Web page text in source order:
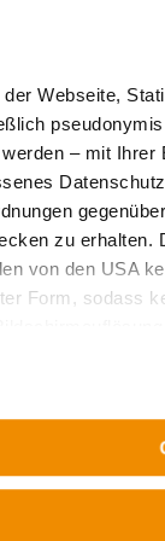
Webseite,
– mit
zu
von den USA
Form, sodass